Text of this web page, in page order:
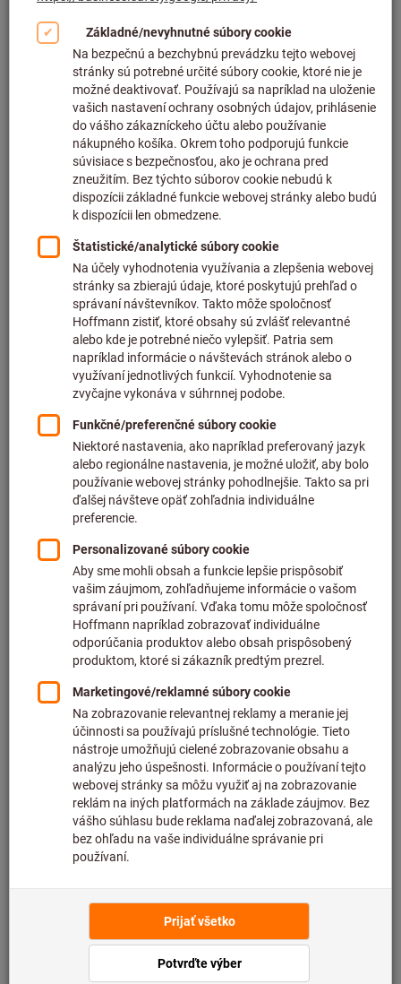
Kliknutím zväčšíte obrázok
Cena za 1 ks
plus náklady na dopravu
Individuálne ceny pre obchodných zákazníkov po
prihlásení.
Do nákupného košíka
Predpokladaný čas dodania: 1 – 2 týždne Preposielanie zásielok
Upozorňujeme, že dodacia lehota a obmedzená rada:
Túto položku pre Vás objednávame priamo od výrobcu,
pretože nie je súčasťou nášho hlavného sortimentu, a
preto ju nemáme na sklade.Informácie
Pridať do zoznamu želaní Zdieľajte položku
Podrobnosti o výrobku